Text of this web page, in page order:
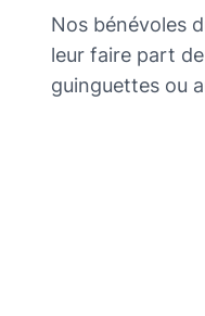
Nos bénévoles
leur faire part
guinguettes ou